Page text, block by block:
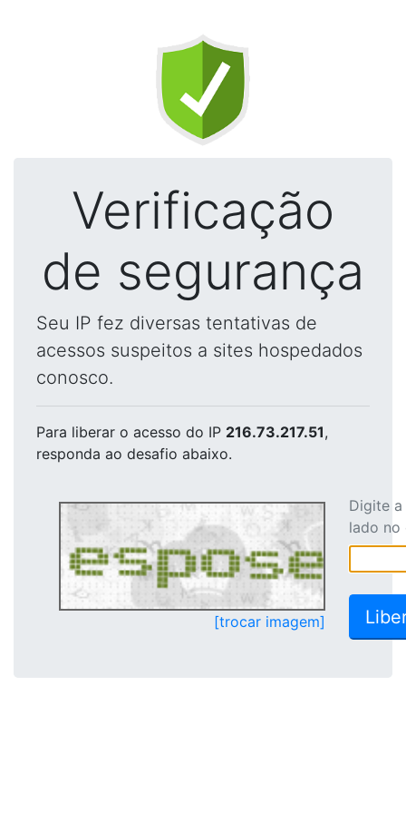
Verificação
de segurança
Seu IP fez diversas tentativas de
acessos suspeitos a sites hospedados
conosco.
Para liberar o acesso do IP 216.73.217.51,
responda ao desafio abaixo.
[trocar imagem]
Digite
lado no